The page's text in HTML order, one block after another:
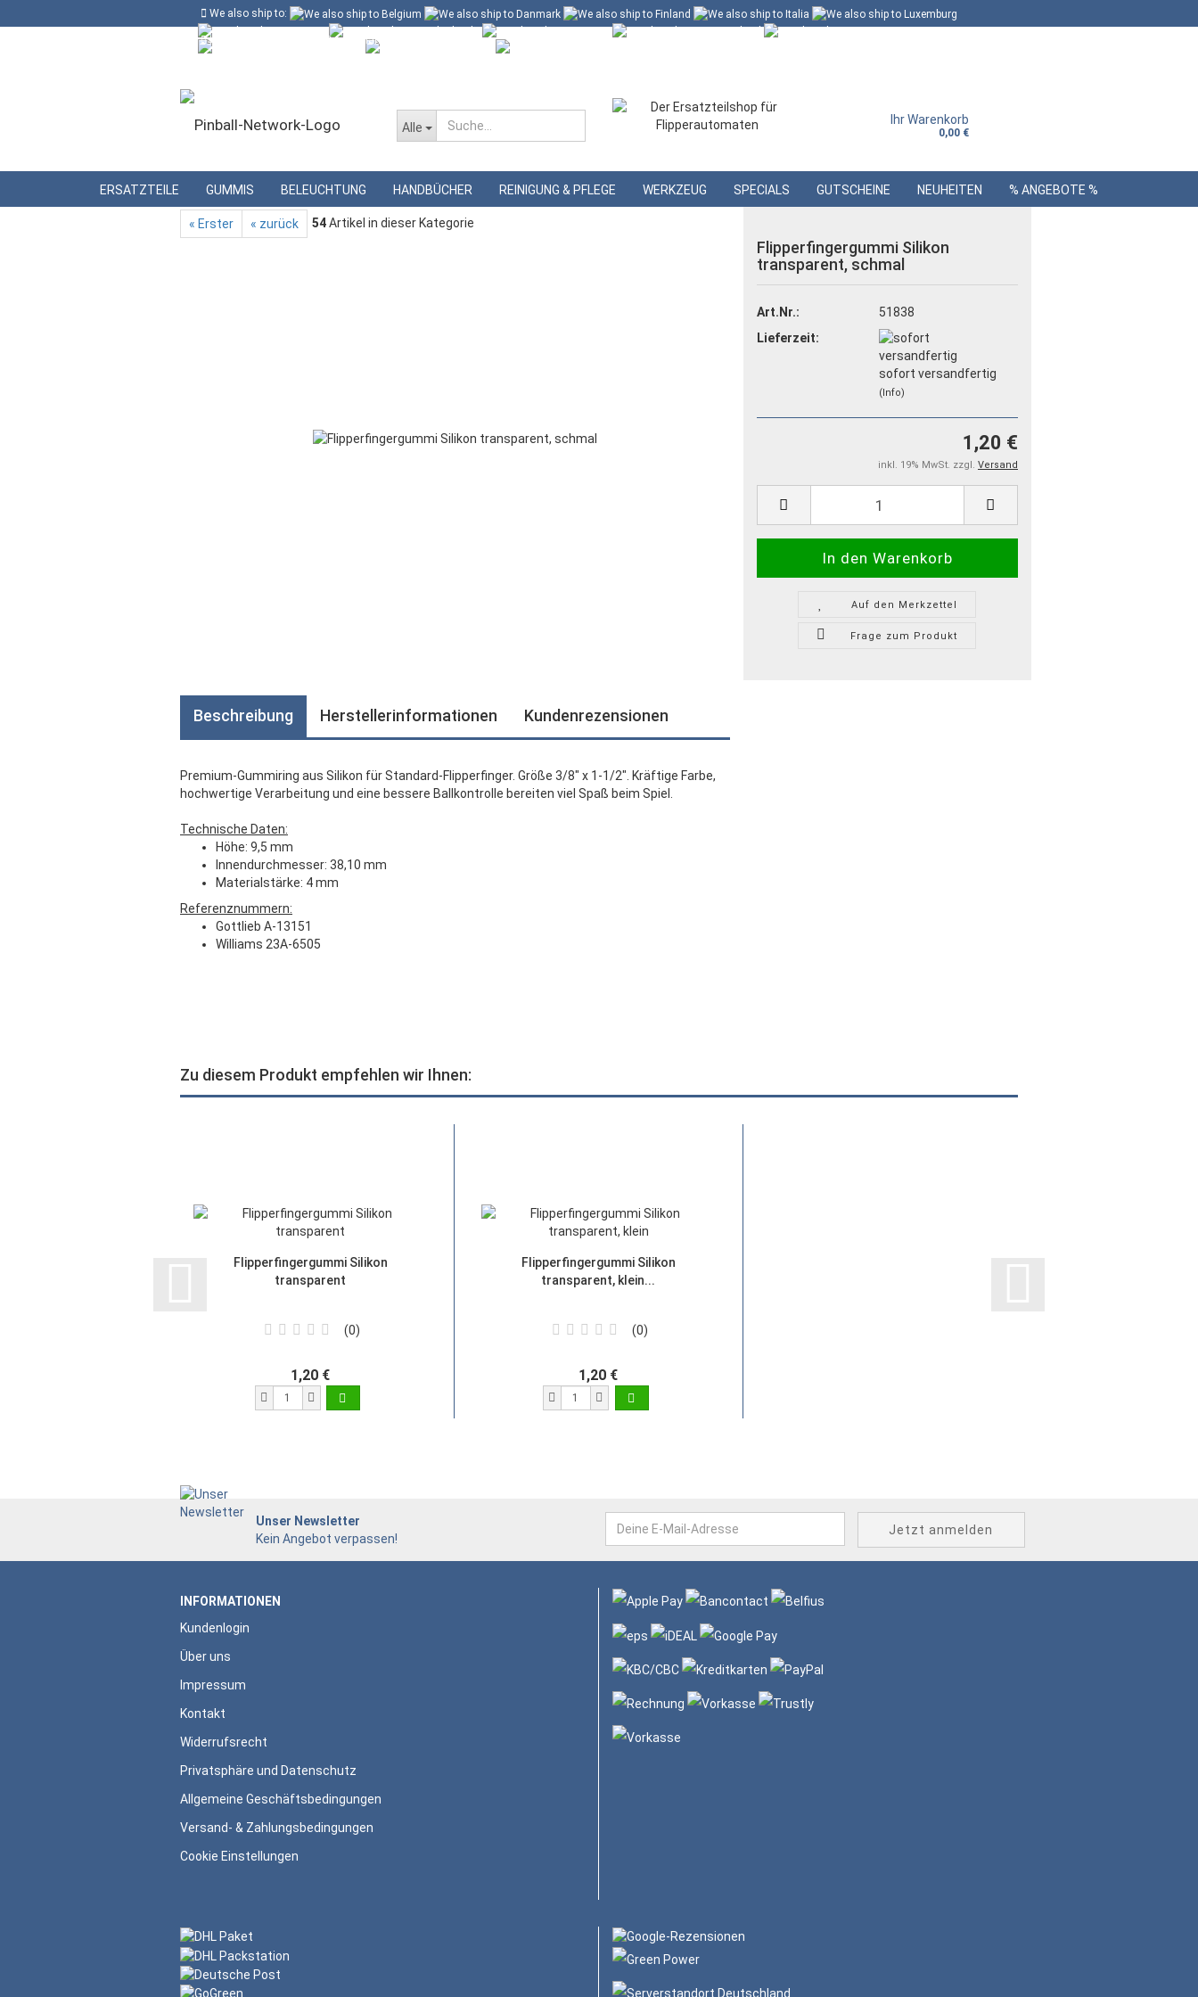
We also ship to:
Kostenloser Versand in Deutschland ab 60 Euro*
Alle
Ihr Warenkorb
0,00 €
ERSATZTEILE GUMMIS BELEUCHTUNG HANDBÜCHER REINIGUNG & PFLEGE WERKZEUG SPECIALS GUTSCHEINE NEUHEITEN % ANGEBOTE %
Startseite » Gummis » Flipperfingergummis » Flipperfingergummi Silikon transparent, schmal
« Erster « zurück 54Artikel in dieser Kategorie
Flipperfingergummi Silikon
transparent, schmal
Art.Nr.:
51838
Lieferzeit:
sofort versandfertig
(Info)
1,20 €
inkl. 19% MwSt. zzgl. Versand
Auf den Merkzettel
Frage zum Produkt
Beschreibung Herstellerinformationen Kundenrezensionen
Premium-Gummiring aus Silikon für Standard-Flipperfinger. Größe 3/8" x 1-1/2". Kräftige Farbe,
hochwertige Verarbeitung und eine bessere Ballkontrolle bereiten viel Spaß beim Spiel.
Technische Daten:
Höhe: 9,5 mm
Innendurchmesser: 38,10 mm
Materialstärke: 4 mm
Referenznummern:
Gottlieb A-13151
Williams 23A-6505
Zu diesem Produkt empfehlen wir Ihnen:
Flipperfingergummi Silikon
transparent
0
1,20 €
Flipperfingergummi Silikon
transparent, klein...
0
1,20 €
Unser Newsletter
Kein Angebot verpassen!
INFORMATIONEN
Kundenlogin
Über uns
Impressum
Kontakt
Widerrufsrecht
Privatsphäre und Datenschutz
Allgemeine Geschäftsbedingungen
Versand- & Zahlungsbedingungen
Cookie Einstellungen